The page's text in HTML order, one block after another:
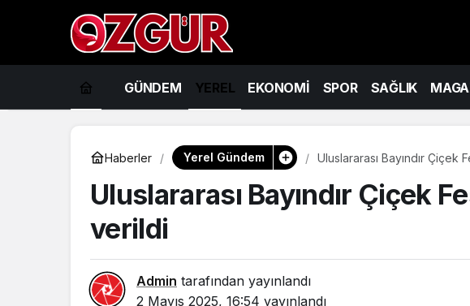
GÜNDEM YEREL EKONOMİ SPOR SAĞLIK
Haberler Yerel Gündem Uluslararası Bayındır Çiçek
Uluslararası Bayındır Çiçek
verildi
Admin tarafından yayınlandı
2 Mayıs 2025, 16:54 yayınlandı